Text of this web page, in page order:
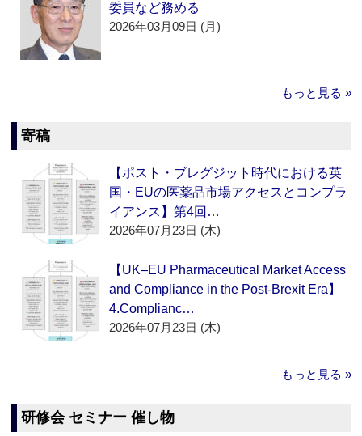
委員など務める
2026年03月09日 (月)
もっと見る »
寄稿
【ポスト・ブレグジット時代における英
国・EUの医薬品市場アクセスとコンプラ
イアンス】第4回…
2026年07月23日 (木)
【UK–EU Pharmaceutical Market Access
and Compliance in the Post-Brexit Era】
4.Complianc…
2026年07月23日 (木)
もっと見る »
研修会 セミナー 催し物